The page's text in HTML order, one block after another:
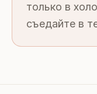
только в
съедайте в